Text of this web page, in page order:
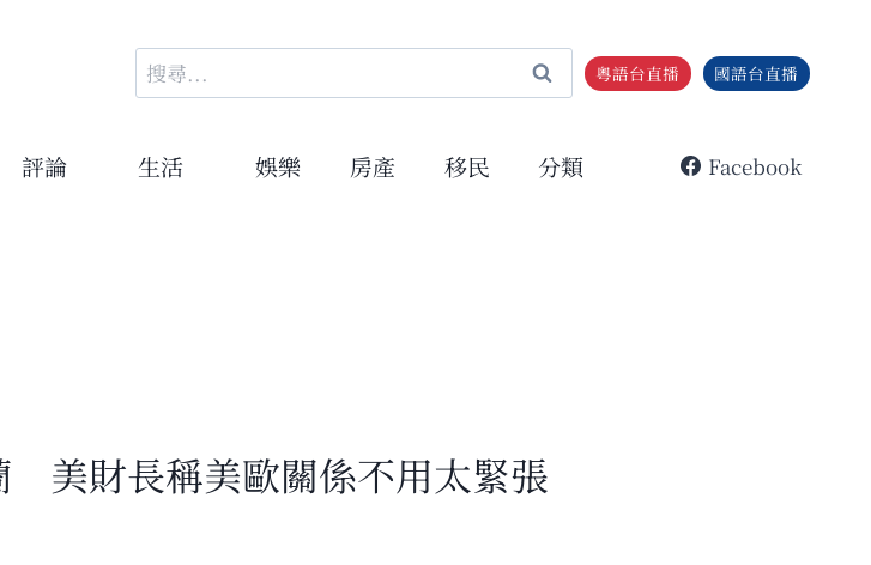
搜
尋
鍵
粵語台直播 國語台直播
評論 生活 娛樂 房產 移民 分類 Facebook
美財長稱美歐關係不用太緊張